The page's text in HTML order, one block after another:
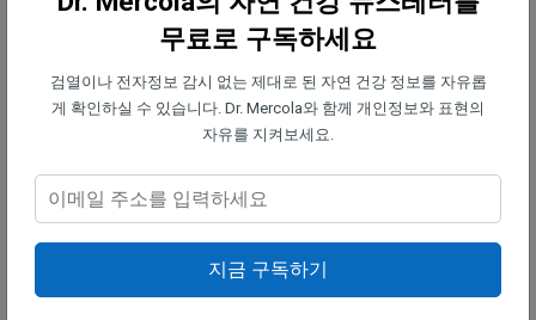
치를 보다 안정적으로 유지하는 데 도움을 준다. 초가
공식품 의존도가 높다면 리튬 섭취량은 필요한 수준
보다 낮을 가능성이 크다. 식단에 신선한 과일과 채소
를 더 포함시키는 것부터 시작한다. 이를 통해 리튬뿐
수 있다.
2. 미네랄을 감소시키는 초가공식품 섭취를 줄인다.
패스트푸드, 가공 간식, 당 함량이 높은 음료를 선택할
무료로 구독하세요
검열이나 전자정보 감시 없는 제대로 된 자연 건강 정보를 자유롭
게 확인하실 수 있습니다. Dr. Mercola와 함께 개인정보와 표현의
자유를 지켜보세요.
지금 구독하기